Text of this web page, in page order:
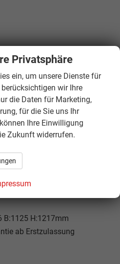
und hinten
B:1125 H:1217mm
ab Erstzulassung
Privatsphäre
ein, um unsere Dienste für
wir Ihre
die Daten für Marketing,
für die Sie uns Ihr
Ihre Einwilligung
Zukunft widerrufen.